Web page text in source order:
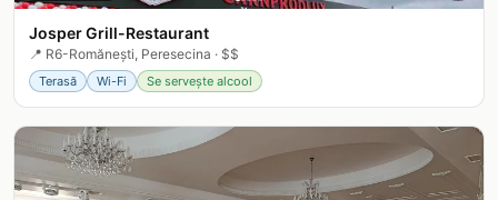
Josper Grill-Restaurant
📍 R6-Romănești, Peresecina · $$
Terasă Wi-Fi Se servește alcool